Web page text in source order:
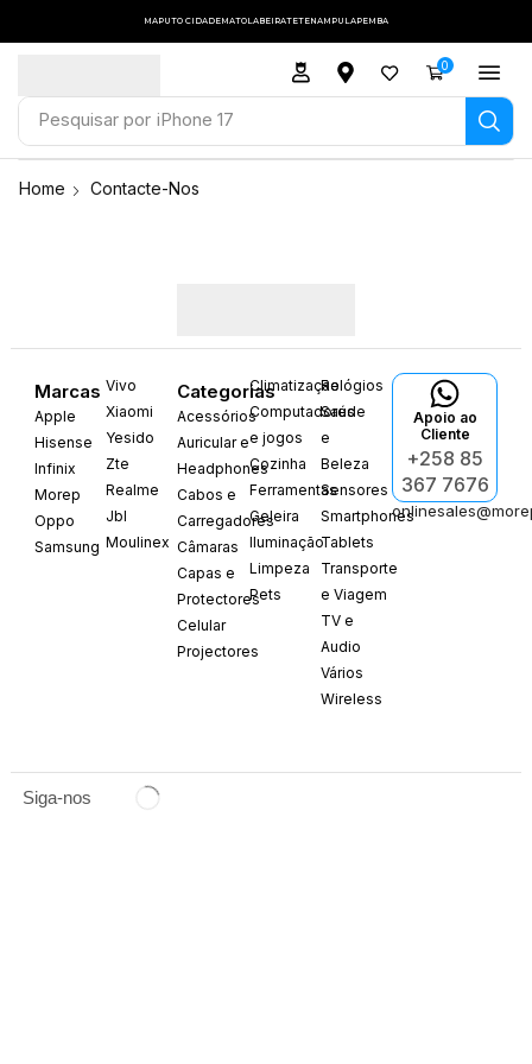
MAPUTO CIDADEMATOLABEIRATETENAMPULAPEMBA
Pesquisar por iPhone 17
0
Home Contacte-Nos
Marcas
Apple
Hisense
Infinix
Morep
Oppo
Samsung
Vivo
Xiaomi
Yesido
Zte
Realme
Jbl
Moulinex
Categorias
Acessórios
Auricular e
Headphones
Cabos e
Carregadores
Câmaras
Capas e
Protectores
Celular
Projectores
Climatização
Computadores
e jogos
Cozinha
Ferramentas
Geleira
Iluminação
Limpeza
Pets
Relógios
Saúde
e
Beleza
Sensores
Smartphones
Tablets
Transporte
e Viagem
TV e
Audio
Vários
Wireless
Apoio ao
Cliente
+258 85
367 7676
Siga-nos